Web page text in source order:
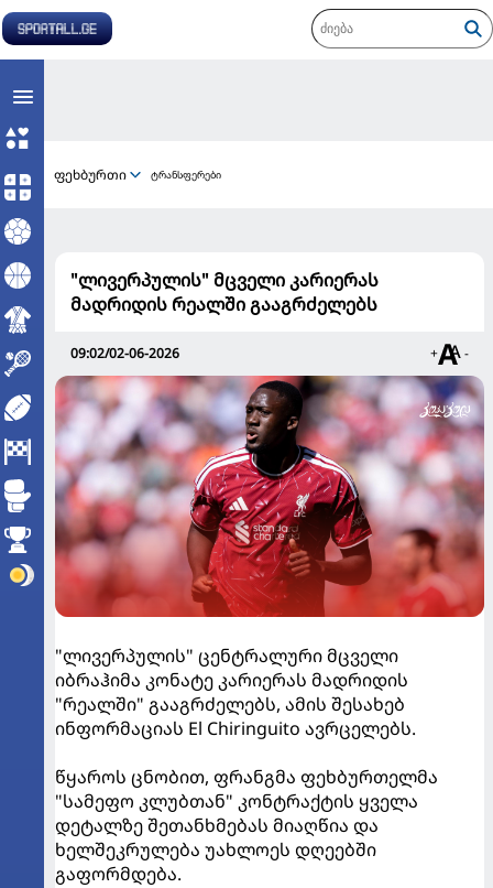
ფეხბურთი ტრანსფერები
"ლივერპულის" მცველი კარიერას
მადრიდის რეალში გააგრძელებს
09:02/02-06-2026 + -
"ლივერპულის" ცენტრალური მცველი
იბრაჰიმა კონატე კარიერას მადრიდის
"რეალში" გააგრძელებს, ამის შესახებ
ინფორმაციას El Chiringuito ავრცელებს.
წყაროს ცნობით, ფრანგმა ფეხბურთელმა
"სამეფო კლუბთან" კონტრაქტის ყველა
დეტალზე შეთანხმებას მიაღწია და
ხელშეკრულება უახლოეს დღეებში
გაფორმდება.